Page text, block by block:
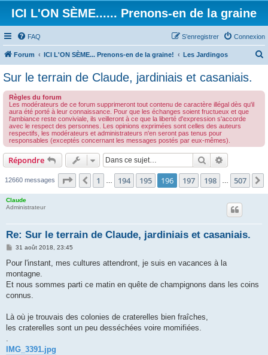
ICI L'ON SÈME...... Prenons-en de la graine
FAQ Connexion
S’enregistrer
Forum ICI L'ON SÈME... Prenons-en de la graine! Les Jardingos
Sur le terrain de Claude, jardiniais et casaniais.
Règles du forum
Les modérateurs de ce forum supprimeront tout contenu de caractère illégal dès qu'il
aura été porté à leur connaissance. Pour que les échanges soient fructueux et que
l'ambiance reste conviviale, ils veilleront à ce que la liberté d'expression s'accorde
avec le respect des personnes. Les opinions exprimées sont celles des auteurs
respectifs, les modérateurs et administrateurs n'en seront pas tenus pour
responsables (exceptés concernant les messages postés par eux-mêmes).
Répondre Rechercher
12660 messages Page 196 sur507
Précédente
1 194 195 196 197 198 507
Claude
Administrateur
Re: Sur le terrain de Claude, jardiniais et casaniais.
M
s
a
g
31 août 2018, 23:45
Pour l'instant, mes cultures attendront, je suis en vacances à la
montagne.
Et nous sommes parti ce matin en quête de champignons dans les coins
connus.
Là où je trouvais des colonies de craterelles bien fraîches,
les craterelles sont un peu desséchées voire momifiées.
.
IMG_3391.jpg